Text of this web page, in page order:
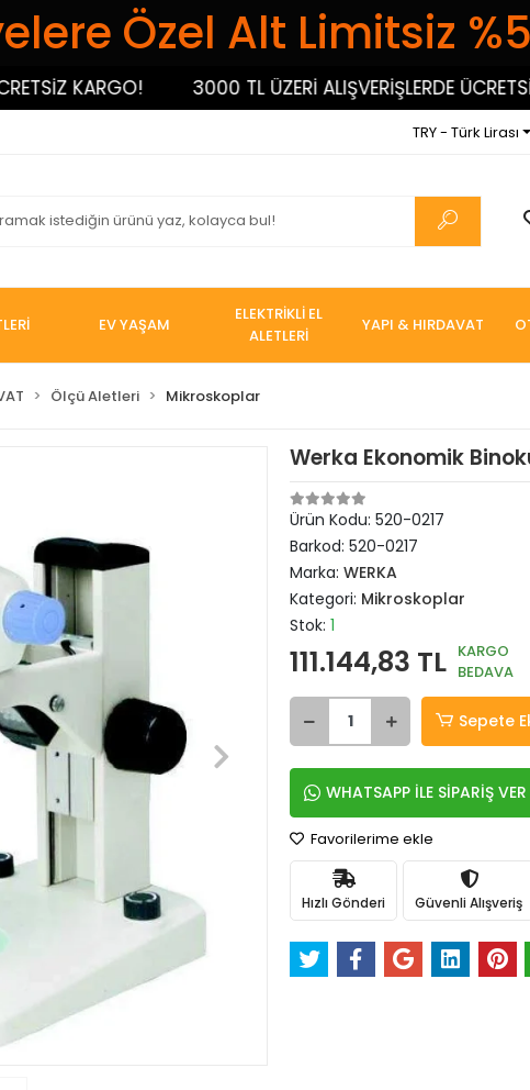
Özel Alt Limitsiz
KARGO! 3000 TL ÜZERİ ALIŞVERİŞLERDE ÜCRETSİZ
TRY - Türk Lirası
EV YAŞAM
ELEKTRİKLİ EL
ALETLERİ
YAPI & HIRDAVAT
Ölçü Aletleri Mikroskoplar
Werka Ekonomik
Ürün Kodu: 520-0217
Barkod: 520-0217
Marka: WERKA
Kategori: Mikroskoplar
Stok: 1
111.144,83 TL KARGO
BEDAVA
Sepete
WHATSAPP İLE SİPARİŞ VER
Favorilerime ekle
Hızlı Gönderi Güvenli Alışveriş